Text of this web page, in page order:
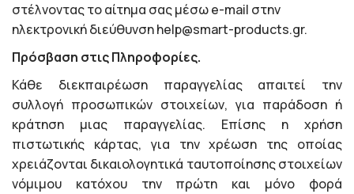
στέλνοντας το αίτημα σας μέσω e-mail στην
ηλεκτρονική διεύθυνση help@smart-products.gr.
Πρόσβαση στις Πληροφορίες.
Κάθε διεκπαιρέωση παραγγελίας απαιτεί την
συλλογή προσωπικών στοιχείων, για παράδοση ή
κράτηση μιας παραγγελίας. Επίσης η χρήση
πιστωτικής κάρτας, για την χρέωση της οποίας
χρειάζονται δικαιολογητικά ταυτοποίησης στοιχείων
νόμιμου κατόχου την πρώτη και μόνο φορά